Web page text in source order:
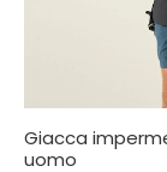
Giacca
uomo